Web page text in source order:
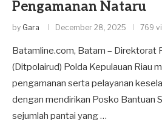
Pengamanan Nataru
by Gara December 28, 2025 769
Batamline.com, Batam – Direktorat
(Ditpolairud) Polda Kepulauan Riau
pengamanan serta pelayanan
dengan mendirikan Posko Bantuan
sejumlah pantai yang …